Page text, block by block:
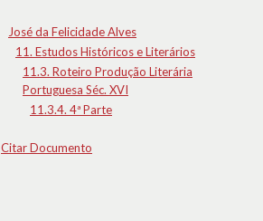
José da Felicidade Alves
11. Estudos Históricos e Literários
11.3. Roteiro Produção Literária
Portuguesa Séc. XVI
11.3.4. 4ª Parte
Citar Documento